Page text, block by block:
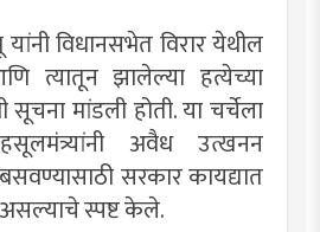
विधानसभेत विरार येथील
त्यातून झालेल्या हत्येच्या
सूचना मांडली होती. या चर्चेला
अवैध उत्खनन
सरकार कायद्यात
स्पष्ट केले.